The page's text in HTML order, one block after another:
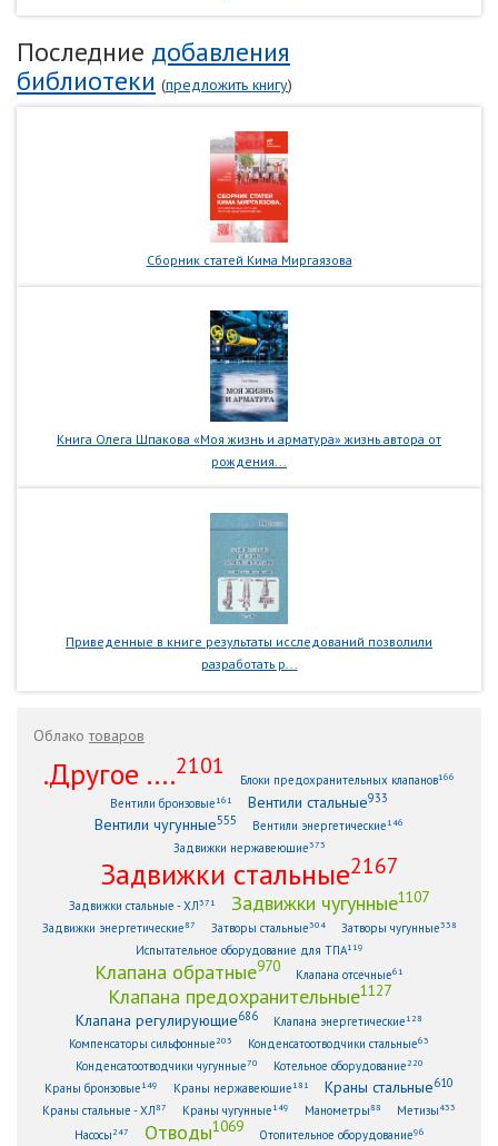
Последние добавления
библиотеки (предложить книгу)
Сборник статей Кима Миргаязова
Книга Олега Шпакова «Моя жизнь и арматура» жизнь автора от
рождения...
Приведенные в книге результаты исследований позволили
разработать р...
Облакотоваров
.Другое ....2101
Блоки предохранительных клапанов166
Вентили бронзовые161 Вентили стальные933
Вентили чугунные555 Вентили энергетические146
Задвижки нержавеющие373
Задвижки стальные2167
Задвижки стальные - ХЛ371 Задвижки чугунные1107
Задвижки энергетические87 Затворы стальные304 Затворы чугунные338
Испытательное оборудование для ТПА119
Клапана обратные970 Клапана отсечные61
Клапана предохранительные1127
Клапана регулирующие686 Клапана энергетические128
Компенсаторы сильфонные 203 Конденсатоотводчики стальные63
Конденсатоотводчики чугунные70 Котельное оборудование 220
Краны бронзовые149 Краны нержавеющие181 Краны стальные610
Краны стальные - ХЛ87 Краны чугунные149 Манометры88 Метизы433
Насосы 247 Отводы1069 Отопительное оборудование96